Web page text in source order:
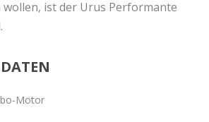
wollen, ist der Urus Performante
Motor